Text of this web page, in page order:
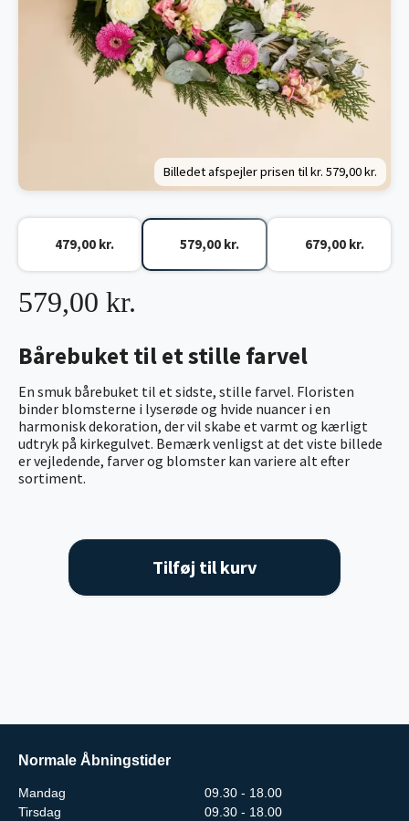
Billedet afspejler prisen til kr. 579,00 kr.
Bårebuket til et stille farvel
En smuk bårebuket til et sidste, stille farvel. Floristen
binder blomsterne i lyserøde og hvide nuancer i en
harmonisk dekoration, der vil skabe et varmt og kærligt
udtryk på kirkegulvet. Bemærk venligst at det viste billede
er vejledende, farver og blomster kan variere alt efter
sortiment.
579,00 kr.
479,00 kr. 579,00 kr. 679,00 kr.
Tilføj til kurv
Normale Åbningstider
Mandag
09.30 - 18.00
Tirsdag
09.30 - 18.00